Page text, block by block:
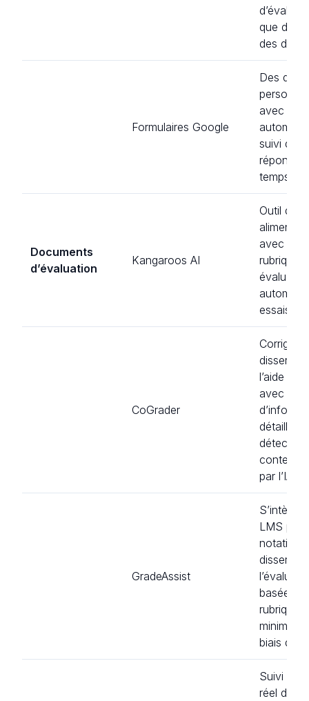
que des
des
Formulaires Google
Des quiz
avec
suivi des
réponses
temps
Documents
d’évaluation
Kangaroos AI
Outil de
alimenté
avec des
rubriques
essais.
CoGrader
Corrigeur
l’aide de
avec un
détaillé
détection
contenu
par l’IA.
GradeAssist
S’intègre
LMS
notation
basée
rubriques
biais de
Suivi en
réel de